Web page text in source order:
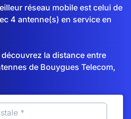
réseau mobile est celui de
4 antenne(s) en service en
découvrez la distance entre
de Bouygues Telecom,